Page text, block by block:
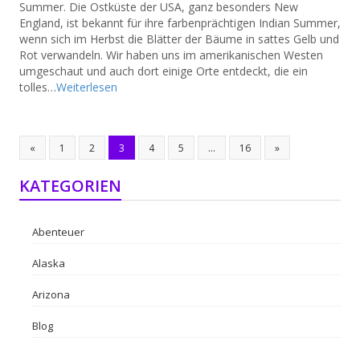
Summer. Die Ostküste der USA, ganz besonders New
England, ist bekannt für ihre farbenprächtigen Indian Summer,
wenn sich im Herbst die Blätter der Bäume in sattes Gelb und
Rot verwandeln. Wir haben uns im amerikanischen Westen
umgeschaut und auch dort einige Orte entdeckt, die ein
tolles…Weiterlesen
« 1 2 3 4 5 … 16 »
KATEGORIEN
Abenteuer
Alaska
Arizona
Blog